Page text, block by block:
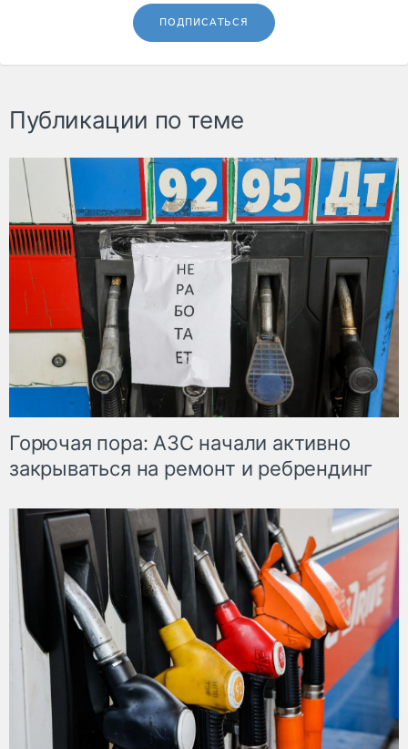
ПОДПИСАТЬСЯ
Публикации по теме
Горючая пора: АЗС начали активно
закрываться на ремонт и ребрендинг